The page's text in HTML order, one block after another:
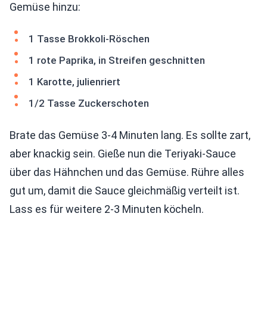
Gemüse hinzu:
1 Tasse Brokkoli-Röschen
1 rote Paprika, in Streifen geschnitten
1 Karotte, julienriert
1/2 Tasse Zuckerschoten
Brate das Gemüse 3-4 Minuten lang. Es sollte zart,
aber knackig sein. Gieße nun die Teriyaki-Sauce
über das Hähnchen und das Gemüse. Rühre alles
gut um, damit die Sauce gleichmäßig verteilt ist.
Lass es für weitere 2-3 Minuten köcheln.